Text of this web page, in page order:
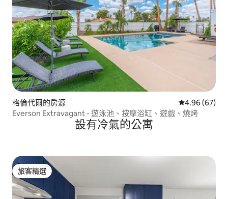
格倫代爾的房源 從 67 則評價
4.96 (67)
Everson Extravagant - 遊泳池、按摩浴缸、遊戲、燒烤
設有冷氣的公寓
旅客精選
旅客精選